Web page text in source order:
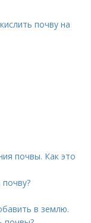
почву на
почвы. Как это
в землю.